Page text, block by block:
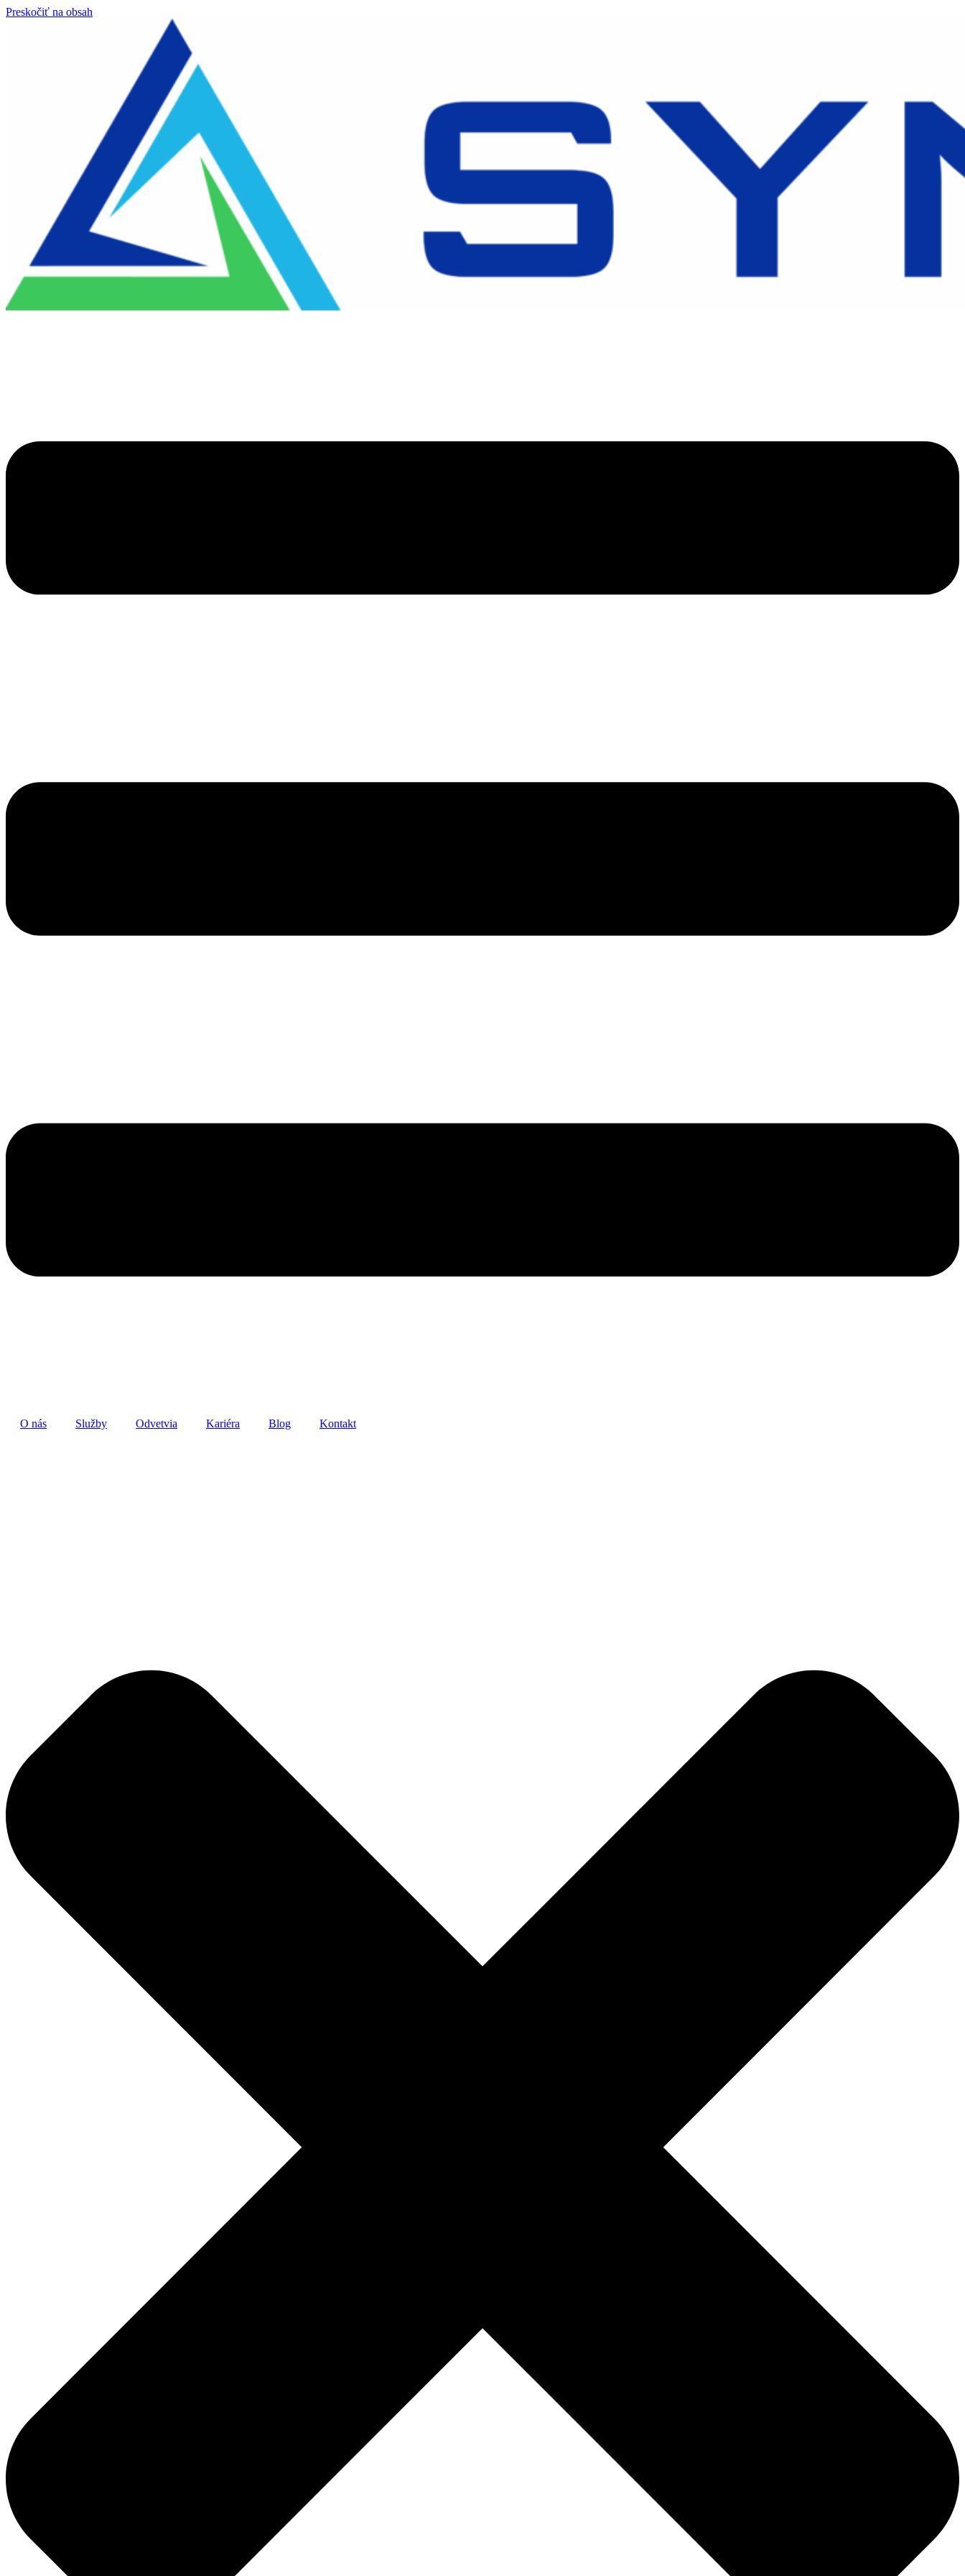
Preskočiť na obsah
O nás Služby Odvetvia Kariéra Blog Kontakt